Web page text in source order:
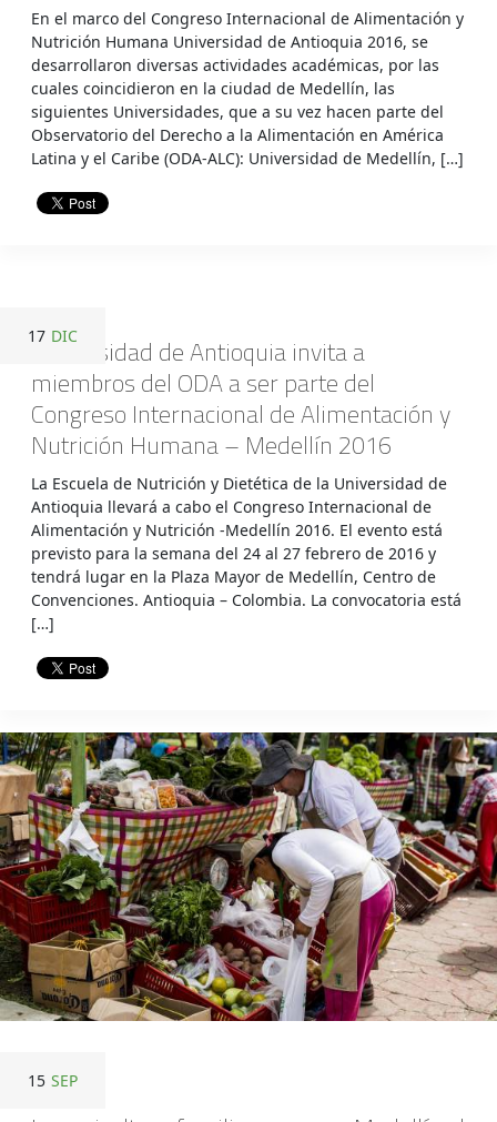
En el marco del Congreso Internacional de Alimentación y
Nutrición Humana Universidad de Antioquia 2016, se
desarrollaron diversas actividades académicas, por las
cuales coincidieron en la ciudad de Medellín, las
siguientes Universidades, que a su vez hacen parte del
Observatorio del Derecho a la Alimentación en América
Latina y el Caribe (ODA-ALC): Universidad de Medellín, […]
17 DIC
Universidad de Antioquia invita a
miembros del ODA a ser parte del
Congreso Internacional de Alimentación y
Nutrición Humana – Medellín 2016
La Escuela de Nutrición y Dietética de la Universidad de
Antioquia llevará a cabo el Congreso Internacional de
Alimentación y Nutrición -Medellín 2016. El evento está
previsto para la semana del 24 al 27 febrero de 2016 y
tendrá lugar en la Plaza Mayor de Medellín, Centro de
Convenciones. Antioquia – Colombia. La convocatoria está
[…]
15 SEP